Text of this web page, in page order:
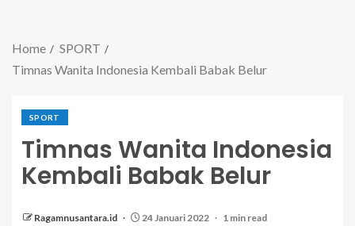
Home
SPORT
Timnas Wanita Indonesia Kembali Babak Belur
SPORT
Timnas Wanita Indonesia
Kembali Babak Belur
Ragamnusantara.id 24 Januari 2022 1 min read